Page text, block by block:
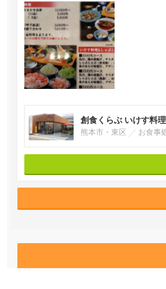
創食くらぶ いけす料
熊本市・東区 お食事